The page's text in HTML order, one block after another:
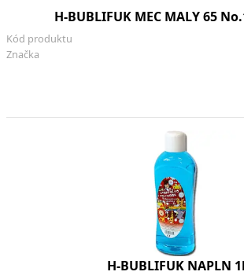
H-BUBLIFUK MEC MALY 65
Značka
Kód produktu
H-BUBLIFUK NAPLN 1l